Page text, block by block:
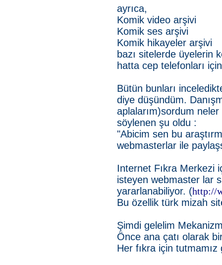
ayrıca,
Komik video arşivi
Komik ses arşivi
Komik hikayeler arşivi
bazı sitelerde üyelerin
hatta cep telefonları
Bütün bunları
diye düşündüm.
aplalarım)sordum
söylenen şu oldu :
"Abicim sen bu
webmasterlar ile
Internet Fıkra Merkezi
isteyen webmaster lar
yararlanabiliyor. (http://
Bu özellik türk mizah
Şimdi gelelim
Önce ana çatı olarak
Her fıkra için